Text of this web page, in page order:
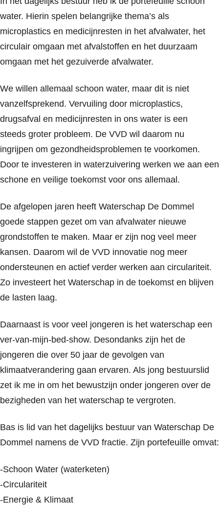
water. Hierin spelen belangrijke thema’s als
microplastics en medicijnresten in het afvalwater, het
circulair omgaan met afvalstoffen en het duurzaam
omgaan met het gezuiverde afvalwater.
We willen allemaal schoon water, maar dit is niet
vanzelfsprekend. Vervuiling door microplastics,
drugsafval en medicijnresten in ons water is een
steeds groter probleem. De VVD wil daarom nu
ingrijpen om gezondheidsproblemen te voorkomen.
Door te investeren in waterzuivering werken we aan een
schone en veilige toekomst voor ons allemaal.
De afgelopen jaren heeft Waterschap De Dommel
goede stappen gezet om van afvalwater nieuwe
grondstoffen te maken. Maar er zijn nog veel meer
kansen. Daarom wil de VVD innovatie nog meer
ondersteunen en actief verder werken aan circulariteit.
Zo investeert het Waterschap in de toekomst en blijven
de lasten laag.
Daarnaast is voor veel jongeren is het waterschap een
ver-van-mijn-bed-show. Desondanks zijn het de
jongeren die over 50 jaar de gevolgen van
klimaatverandering gaan ervaren. Als jong bestuurslid
zet ik me in om het bewustzijn onder jongeren over de
bezigheden van het waterschap te vergroten.
Bas is lid van het dagelijks bestuur van Waterschap De
Dommel namens de VVD fractie. Zijn portefeuille omvat:
-Schoon Water (waterketen)
-Circulariteit
-Energie & Klimaat